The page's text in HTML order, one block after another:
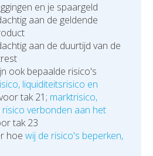
en je spaargeld
aan de geldende
aan de duurtijd van de
ook bepaalde risico's
liquiditeitsrisico en
tak 21; marktrisico,
verbonden aan het
tak 23
hoe wij de risico's beperken,